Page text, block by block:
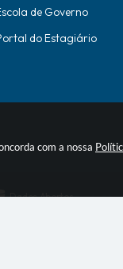
com a nossa
de Governo
do Estagiário
Dados Abertos